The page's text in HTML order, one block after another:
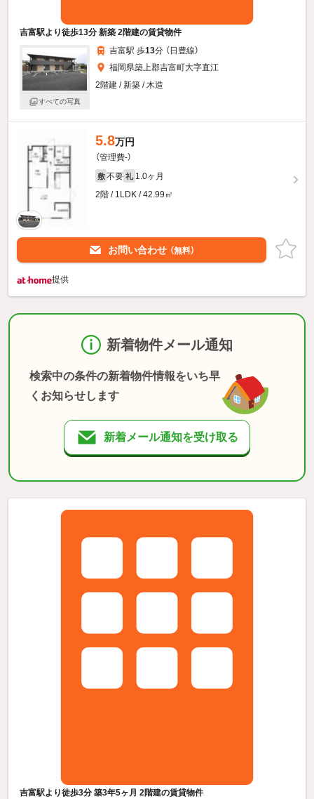
吉富駅より徒歩13分 新築 2階建の賃貸物件
すべての写真
吉富駅 歩13分 （日豊線）
福岡県築上郡吉富町大字直江
2階建 / 新築 / 木造
5.8万円
（管理費-）
敷 不要 礼 1.0ヶ月
2階 / 1LDK / 42.99㎡
お問い合わせ （無料）
提供
新着物件メール通知
検索中の条件の新着物件情報をいち早
くお知らせします
新着メール通知を受け取る
吉富駅より徒歩3分 築3年5ヶ月 2階建の賃貸物件